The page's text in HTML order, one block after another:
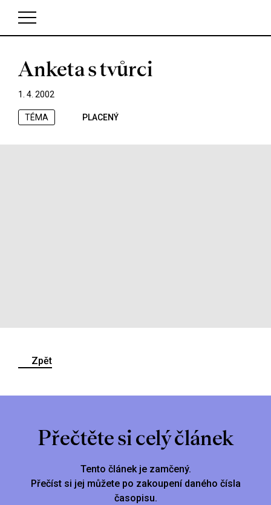
V košíku zatím nemáte žádné položky.
Anketa s tvůrci
1. 4. 2002
TÉMA PLACENÝ
Zpět
Přečtěte si celý článek
Tento článek je zamčený.
Přečíst si jej můžete po zakoupení daného čísla
časopisu.